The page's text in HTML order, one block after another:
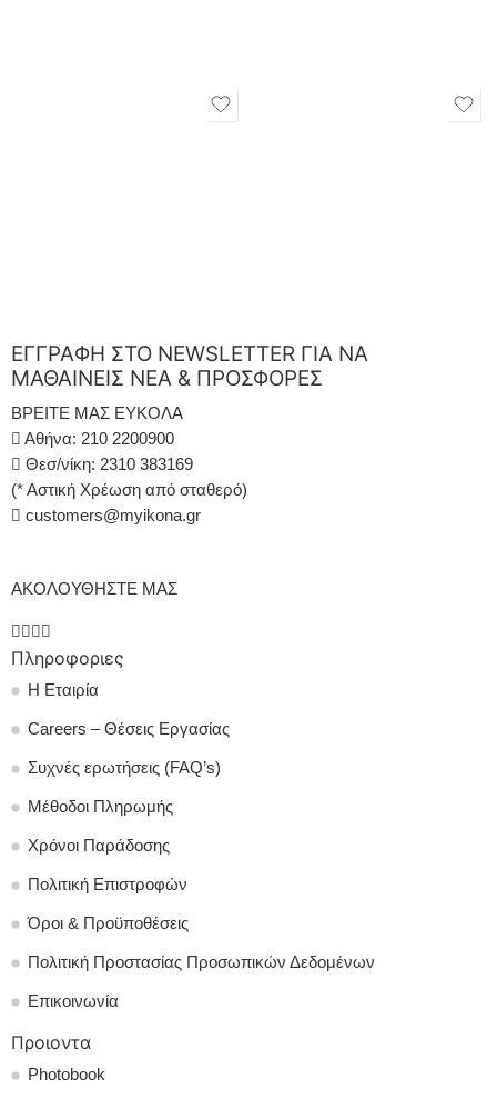
ΕΓΓΡΑΦΗ ΣΤΟ NEWSLETTER ΓΙΑ ΝΑ
ΜΑΘΑΙΝΕΙΣ ΝΕΑ & ΠΡΟΣΦΟΡΕΣ
ΒΡΕΙΤΕ ΜΑΣ ΕΥΚΟΛΑ
Αθήνα: 210 2200900
Θεσ/νίκη: 2310 383169
(* Αστική Χρέωση από σταθερό)
customers@myikona.gr
ΑΚΟΛΟΥΘΗΣΤΕ ΜΑΣ
Πληροφοριες
Η Εταιρία
Careers – Θέσεις Εργασίας
Συχνές ερωτήσεις (FAQ’s)
Μέθοδοι Πληρωμής
Χρόνοι Παράδοσης
Πολιτική Επιστροφών
Όροι & Προϋποθέσεις
Πολιτική Προστασίας Προσωπικών Δεδομένων
Επικοινωνία
Προιοντα
Photobook